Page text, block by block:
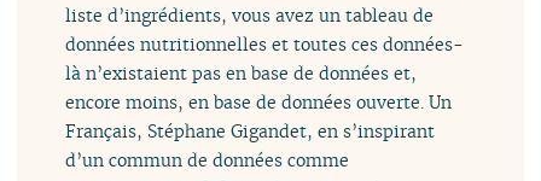
liste d’ingrédients, vous avez un tableau de
données nutritionnelles et toutes ces données-
là n’existaient pas en base de données et,
encore moins, en base de données ouverte. Un
Français, Stéphane Gigandet, en s’inspirant
d’un commun de données comme